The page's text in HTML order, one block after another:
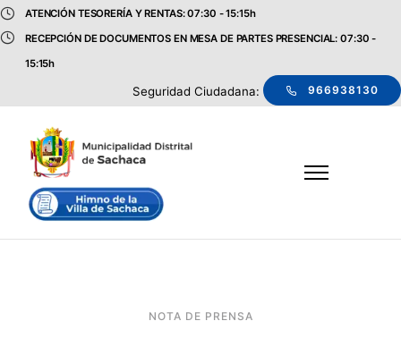
ATENCIÓN TESORERÍA Y RENTAS: 07:30 - 15:15h
RECEPCIÓN DE DOCUMENTOS EN MESA DE PARTES PRESENCIAL: 07:30 -
15:15h
Seguridad Ciudadana: 966938130
NOTA DE PRENSA